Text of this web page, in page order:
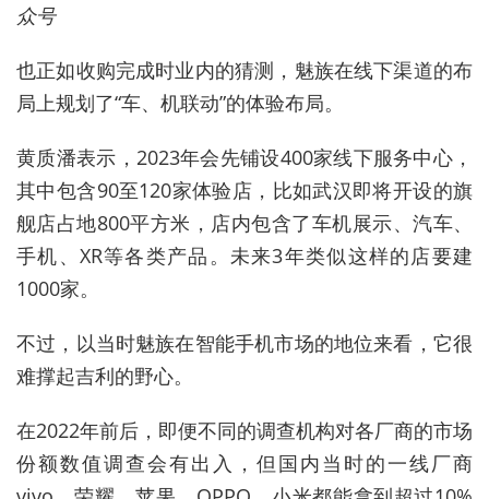
众号
也正如收购完成时业内的猜测，魅族在线下渠道的布
局上规划了“车、机联动”的体验布局。
黄质潘表示，2023年会先铺设400家线下服务中心，
其中包含90至120家体验店，比如武汉即将开设的旗
舰店占地800平方米，店内包含了车机展示、汽车、
手机、XR等各类产品。未来3年类似这样的店要建
1000家。
不过，以当时魅族在智能手机市场的地位来看，它很
难撑起吉利的野心。
在2022年前后，即便不同的调查机构对各厂商的市场
份额数值调查会有出入，但国内当时的一线厂商